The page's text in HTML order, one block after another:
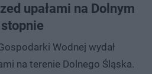
upałami na Dolnym
Wodnej wydał
na terenie Dolnego Śląska.